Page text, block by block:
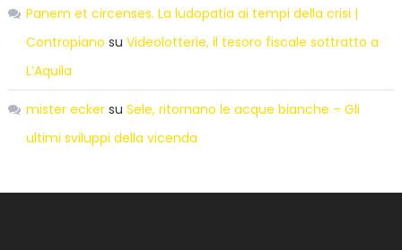
Panem et circenses. La ludopatia ai tempi della crisi |
Contropiano su Videolotterie, il tesoro fiscale sottratto a
L’Aquila
mister eckersu Sele, ritornano le acque bianche – Gli
ultimi sviluppi della vicenda